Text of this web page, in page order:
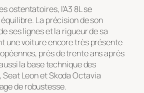
ostentatoires, l’A3 8L se
La précision de son
ses lignes et la rigueur de sa
une voiture encore très présente
près de trente ans après
la base technique des
Seat Leon et Skoda Octavia
de robustesse.